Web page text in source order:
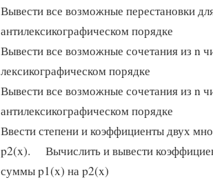
Вывести все возможные перестановки
антилексикографическом порядке
Вывести все возможные сочетания из n
лексикографическом порядке
Вывести все возможные сочетания из n
антилексикографическом порядке
Ввести степени и коэффициенты двух
p2(x). Вычислить и вывести
суммы p1(x) на p2(x)